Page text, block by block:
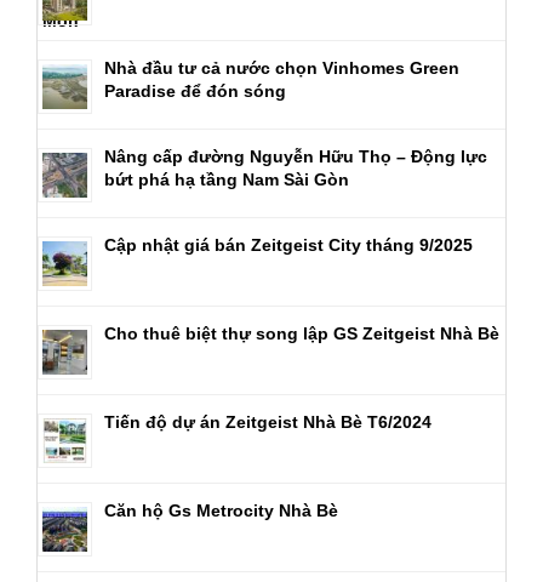
Nhà đầu tư cả nước chọn Vinhomes Green
Paradise để đón sóng
Nâng cấp đường Nguyễn Hữu Thọ – Động lực
bứt phá hạ tầng Nam Sài Gòn
Cập nhật giá bán Zeitgeist City tháng 9/2025
Cho thuê biệt thự song lập GS Zeitgeist Nhà Bè
Tiến độ dự án Zeitgeist Nhà Bè T6/2024
Căn hộ Gs Metrocity Nhà Bè